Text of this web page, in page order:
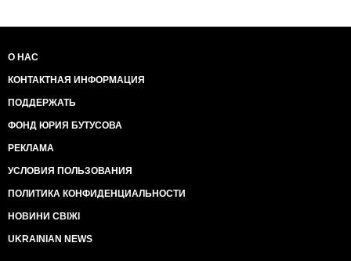
О НАС
КОНТАКТНАЯ ИНФОРМАЦИЯ
ПОДДЕРЖАТЬ
ФОНД ЮРИЯ БУТУСОВА
РЕКЛАМА
УСЛОВИЯ ПОЛЬЗОВАНИЯ
ПОЛИТИКА КОНФИДЕНЦИАЛЬНОСТИ
НОВИНИ СВІЖІ
UKRAINIAN NEWS